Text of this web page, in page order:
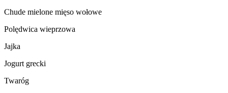
Chude mielone mięso wołowe
Polędwica wieprzowa
Jajka
Jogurt grecki
Twaróg